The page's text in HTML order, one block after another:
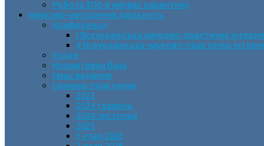
Робота ЗПО в умовах карантину
Науково-методична діяльність
Конференції
І Всеукраїнська науково-практична
ІІ Всеукраїнська науково-практична
Угоди
Нормативна база
Наші видання
Семінар-практикум
2023
2024 травень
2024 листопад
2025
1 етап 2026